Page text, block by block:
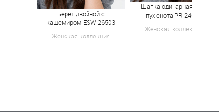
Берет двойной с
кашемиром ESW 26503
Женская коллекция
Шапка одинарная 30%
пух енота PR 24011
Женская коллекция